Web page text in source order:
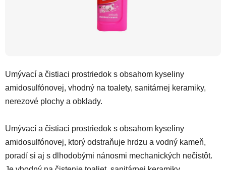
Umývací a čistiaci prostriedok s obsahom kyseliny
amidosulfónovej, vhodný na toalety, sanitárnej keramiky,
nerezové plochy a obklady.
Umývací a čistiaci prostriedok s obsahom kyseliny
amidosulfónovej, ktorý odstraňuje hrdzu a vodný kameň,
poradí si aj s dlhodobými nánosmi mechanických nečistôt.